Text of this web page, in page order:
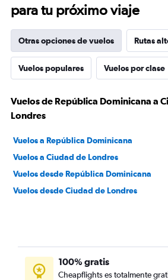
para tu próximo viaje
Otras opciones de vuelos Rutas
Vuelos populares Vuelos por clase
Vuelos de República Dominicana a
Londres
Vuelos a República Dominicana
Vuelos a Ciudad de Londres
Vuelos desde República Dominicana
Vuelos desde Ciudad de Londres
100% gratis
Cheapflights es totalmente